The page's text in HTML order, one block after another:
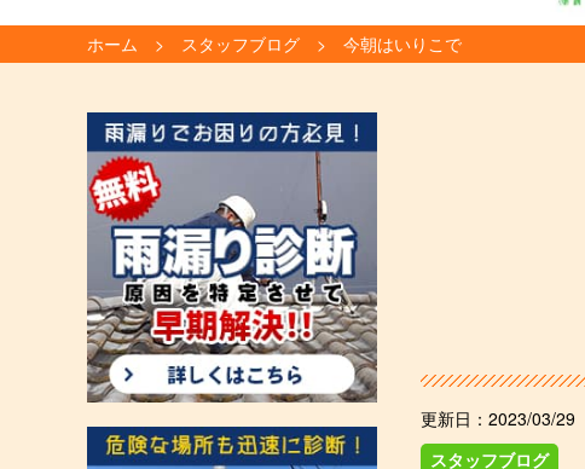
ホーム スタッフブログ 今朝はいりこで
更新日： 2023/03/29
スタッフブログ